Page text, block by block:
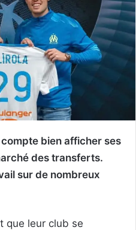
compte bien afficher ses
des transferts.
sur de nombreux
que leur club se